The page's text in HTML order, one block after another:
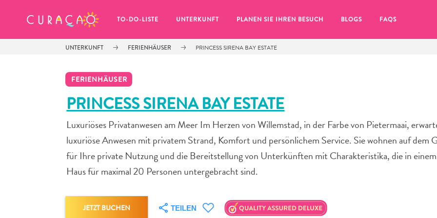
TO-DO-LISTE UNTERKUNFT PLANEN SIE IHREN BESUCH BLOGS FAQS
UNTERKUNFT FERIENHÄUSER PRINCESS SIRENA BAY ESTATE
FERIENHÄUSER
PRINCESS SIRENA BAY ESTATE
Luxuriöses Privatanwesen am Meer Im Herzen von Willemstad, in der Farbe von Pietermaai,
luxuriöse Anwesen mit privatem Strand, Komfort und persönlichem Service. Sie wohnen auf dem
für Ihre private Nutzung und die Bereitstellung von Unterkünften mit Charakteristika, die in
Haus für maximal 20 Personen untergebracht sind.
JETZT BUCHEN TEILEN
MEINE FAVORITEN
Es schaut so aus, als ob Sie noch
gespeichert haben.
Wenn Sie etwas für später speichern möchten, klicken Sie auf das